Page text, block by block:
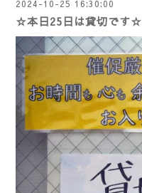
2024-10-25 16:30:00
☆本日25日は貸切です☆